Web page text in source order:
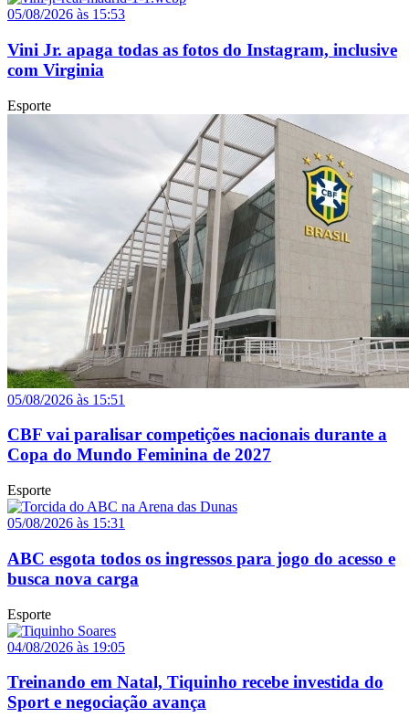
05/08/2026 às 15:53
Vini Jr. apaga todas as fotos do Instagram, inclusive
com Virginia
Esporte
05/08/2026 às 15:51
CBF vai paralisar competições nacionais durante a
Copa do Mundo Feminina de 2027
Esporte
05/08/2026 às 15:31
ABC esgota todos os ingressos para jogo do acesso e
busca nova carga
Esporte
04/08/2026 às 19:05
Treinando em Natal, Tiquinho recebe investida do
Sport e negociação avança